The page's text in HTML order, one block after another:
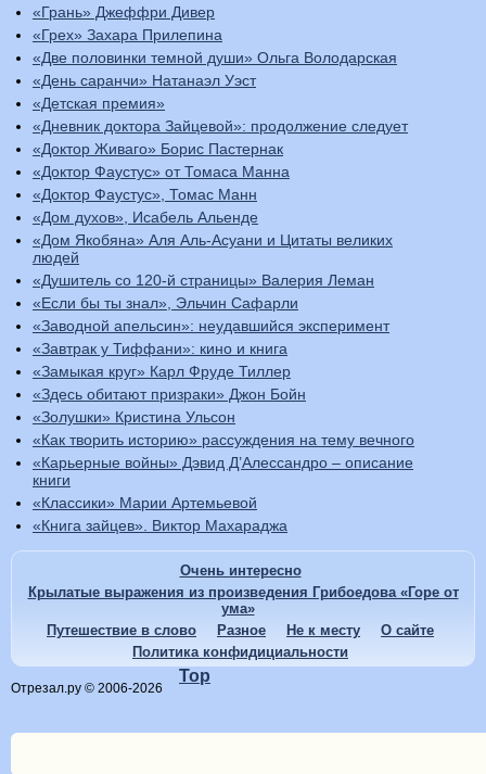
«Грань» Джеффри Дивер
«Грех» Захара Прилепина
«Две половинки темной души» Ольга Володарская
«День саранчи» Натанаэл Уэст
«Детская премия»
«Дневник доктора Зайцевой»: продолжение следует
«Доктор Живаго» Борис Пастернак
«Доктор Фаустус» от Томаса Манна
«Доктор Фаустус», Томас Манн
«Дом духов», Исабель Альенде
«Дом Якобяна» Аля Аль-Асуани и Цитаты великих
людей
«Душитель со 120-й страницы» Валерия Леман
«Если бы ты знал», Эльчин Сафарли
«Заводной апельсин»: неудавшийся эксперимент
«Завтрак у Тиффани»: кино и книга
«Замыкая круг» Карл Фруде Тиллер
«Здесь обитают призраки» Джон Бойн
«Золушки» Кристина Ульсон
«Как творить историю» рассуждения на тему вечного
«Карьерные войны» Дэвид Д’Алессандро – описание
книги
«Классики» Марии Артемьевой
«Книга зайцев». Виктор Махараджа
Очень интересно
Крылатые выражения из произведения Грибоедова «Горе от
ума»
Путешествие в слово
Разное Не к месту
О сайте
Политика конфидициальности
Отрезал.ру © 2006-2026
Top